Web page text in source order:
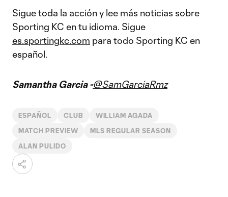
Sigue toda la acción y lee más noticias sobre
Sporting KC en tu idioma. Sigue
es.sportingkc.com para todo Sporting KC en
español.
Samantha Garcia -@SamGarciaRmz
ESPAÑOL CLUB WILLIAM AGADA
MATCH PREVIEW MLS REGULAR SEASON
ALAN PULIDO